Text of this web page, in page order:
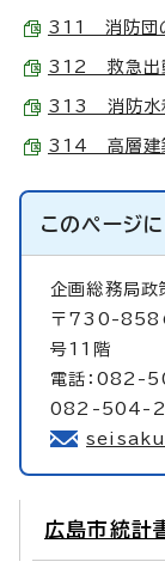
311 消防団
312 救急出
313 消防水
314 高層建
このページ
企画総務局
〒730-8586
号11階
電話：082-
082-504-
広島市統計